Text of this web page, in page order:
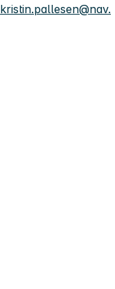
kristin.pallesen@nav.